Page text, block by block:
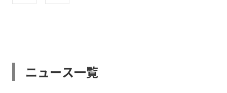
ニュース一覧